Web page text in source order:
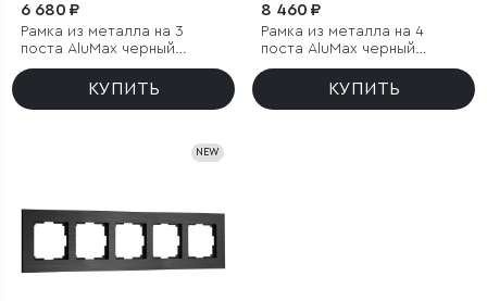
6 680 ₽
Рамка из металла на 3
поста АluMax черный
алюминий
КУПИТЬ
8 460 ₽
Рамка из металла на 4
поста АluMax черный
алюминий
КУПИТЬ
NEW